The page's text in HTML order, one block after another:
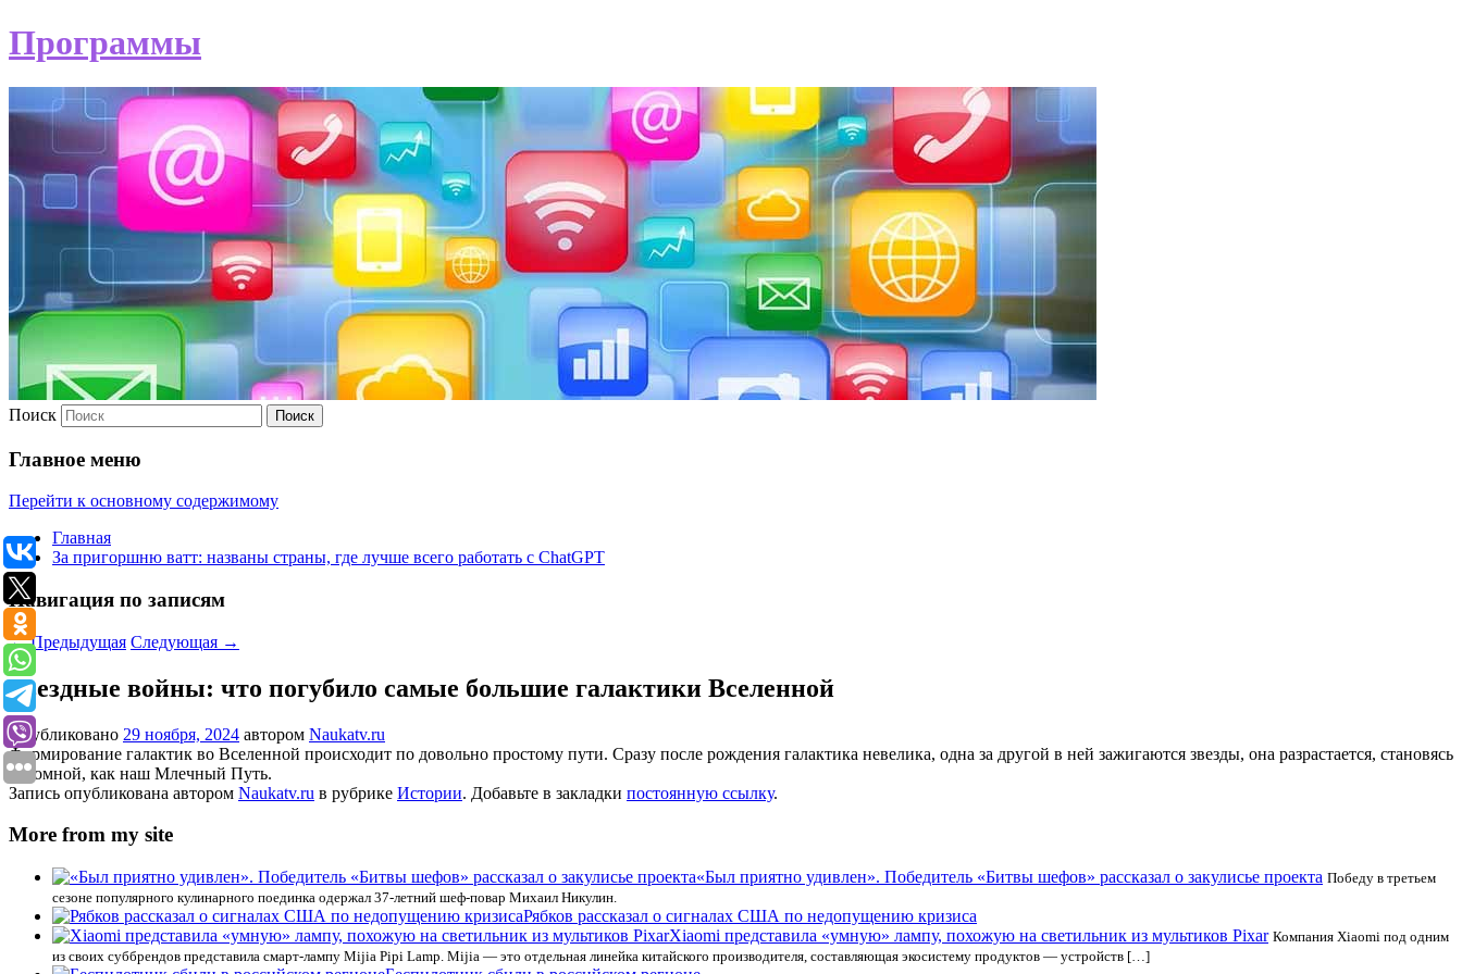
Программы
Поиск
Главное меню
Перейти к основному содержимому
Главная
За пригоршню ватт: названы страны, где лучше всего работать с ChatGPT
Навигация по записям
←Предыдущая Следующая →
Звездные войны: что погубило самые большие галактики Вселенной
Опубликовано 29 ноября, 2024 автором Naukatv.ru
Формирование галактик во Вселенной происходит по довольно простому пути. Сразу после рождения галактика невелика, одна за другой в ней зажигаются звезды, она разрастается, становясь
огромной, как наш Млечный Путь.
Запись опубликована автором Naukatv.ru в рубрике Истории. Добавьте в закладки постоянную ссылку.
More from my site
«Был приятно удивлен». Победитель «Битвы шефов» рассказал о закулисье проекта Победу в третьем
сезоне популярного кулинарного поединка одержал 37-летний шеф-повар Михаил Никулин.
Рябков рассказал о сигналах США по недопущению кризиса
Xiaomi представила «умную» лампу, похожую на светильник из мультиков Pixar Компания Xiaomi под одним
из своих суббрендов представила смарт-лампу Mijia Pipi Lamp. Mijia — это отдельная линейка китайского производителя, составляющая экосистему продуктов — устройств […]